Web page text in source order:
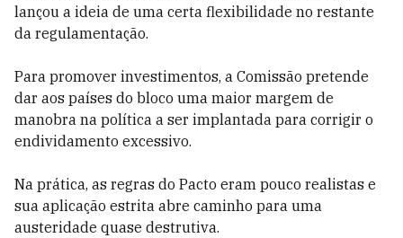
lançou a ideia de uma certa flexibilidade no restante
da regulamentação.
Para promover investimentos, a Comissão pretende
dar aos países do bloco uma maior margem de
manobra na política a ser implantada para corrigir o
endividamento excessivo.
Na prática, as regras do Pacto eram pouco realistas e
sua aplicação estrita abre caminho para uma
austeridade quase destrutiva.